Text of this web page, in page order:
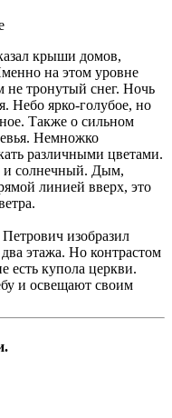
крыши домов,
на этом уровне
тронутый снег. Ночь
Небо ярко-голубое, но
Также о сильном
Немножко
различными цветами.
и солнечный. Дым,
линией вверх, это
изобразил
этажа. Но контрастом
есть купола церкви.
и освещают своим